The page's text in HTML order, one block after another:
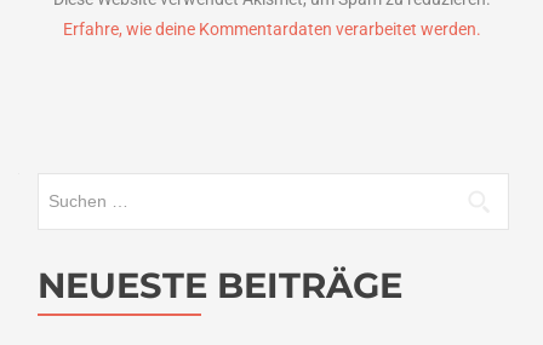
Erfahre, wie deine Kommentardaten verarbeitet werden.
NEUESTE BEITRÄGE